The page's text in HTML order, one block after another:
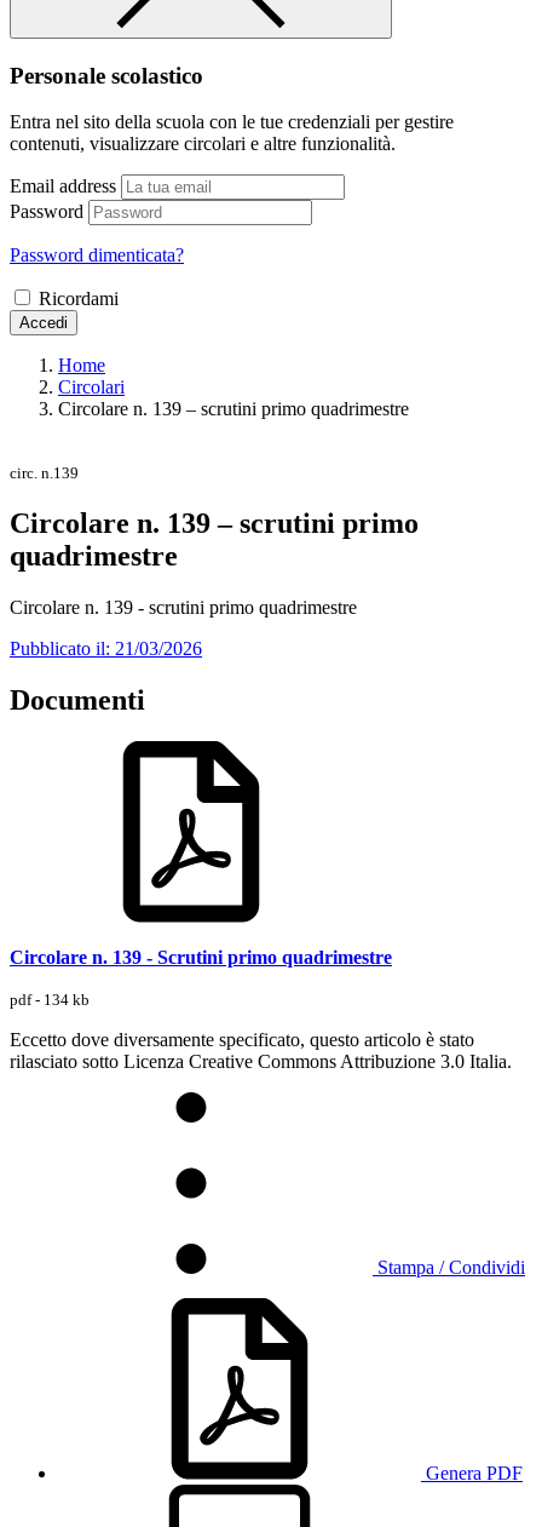
Personale scolastico
Entra nel sito della scuola con le tue credenziali per gestire
contenuti, visualizzare circolari e altre funzionalità.
Email address
Password
Password dimenticata?
Ricordami
Accedi
Home
Circolari
Circolare n. 139 – scrutini primo quadrimestre
circ. n.139
Circolare n. 139 – scrutini primo
quadrimestre
Circolare n. 139 - scrutini primo quadrimestre
Pubblicato il: 21/03/2026
Documenti
Circolare n. 139 - Scrutini primo quadrimestre
pdf - 134 kb
Eccetto dove diversamente specificato, questo articolo è stato
rilasciato sotto Licenza Creative Commons Attribuzione 3.0 Italia.
Stampa / Condividi
Genera PDF